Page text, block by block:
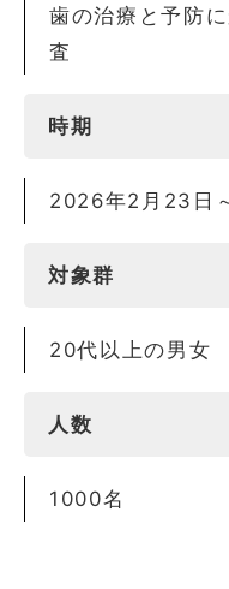
歯の治療と予防
査
時期
2026年2月23日
対象群
20代以上の男女
人数
1000名